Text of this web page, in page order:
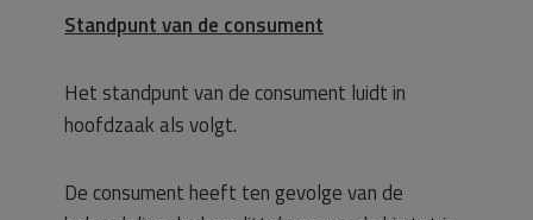
Standpunt van de consument
Het standpunt van de consument luidt in
hoofdzaak als volgt.
De consument heeft ten gevolge van de